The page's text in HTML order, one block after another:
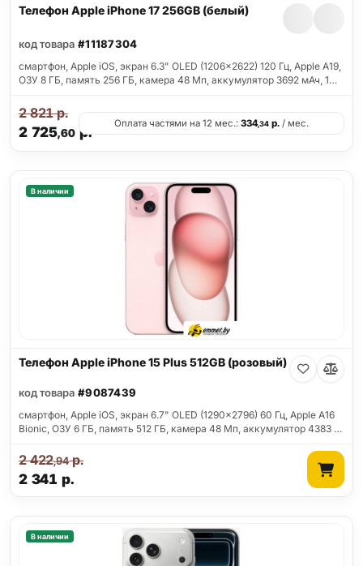
Телефон Apple iPhone 17 256GB (белый)
код товара #11187304
смартфон, Apple iOS, экран 6.3" OLED (1206x2622) 120 Гц, Apple A19,
ОЗУ 8 ГБ, память 256 ГБ, камера 48 Мп, аккумулятор 3692 мАч, 1…
2 725,60 р.
2 821р.
Оплата частями на 12 мес.: 334,34р./ мес.
В наличии
Телефон Apple iPhone 15 Plus 512GB (розовый)
код товара #9087439
смартфон, Apple iOS, экран 6.7" OLED (1290x2796) 60 Гц, Apple A16
Bionic, ОЗУ 6 ГБ, память 512 ГБ, камера 48 Мп, аккумулятор 4383 …
2 341 р.
2 422,94р.
В наличии